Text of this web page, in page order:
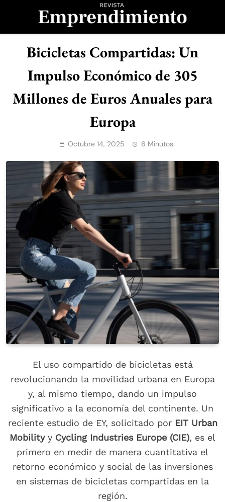
Revista
Emprendimiento
Bicicletas Compartidas: Un
Impulso Económico de 305
Millones de Euros Anuales para
Europa
Octubre 14, 2025 6 Minutos
El uso compartido de bicicletas está
revolucionando la movilidad urbana en Europa
y, al mismo tiempo, dando un impulso
significativo a la economía del continente. Un
reciente estudio de EY, solicitado por EIT Urban
Mobilityy Cycling Industries Europe (CIE), es el
primero en medir de manera cuantitativa el
retorno económico y social de las inversiones
en sistemas de bicicletas compartidas en la
región.